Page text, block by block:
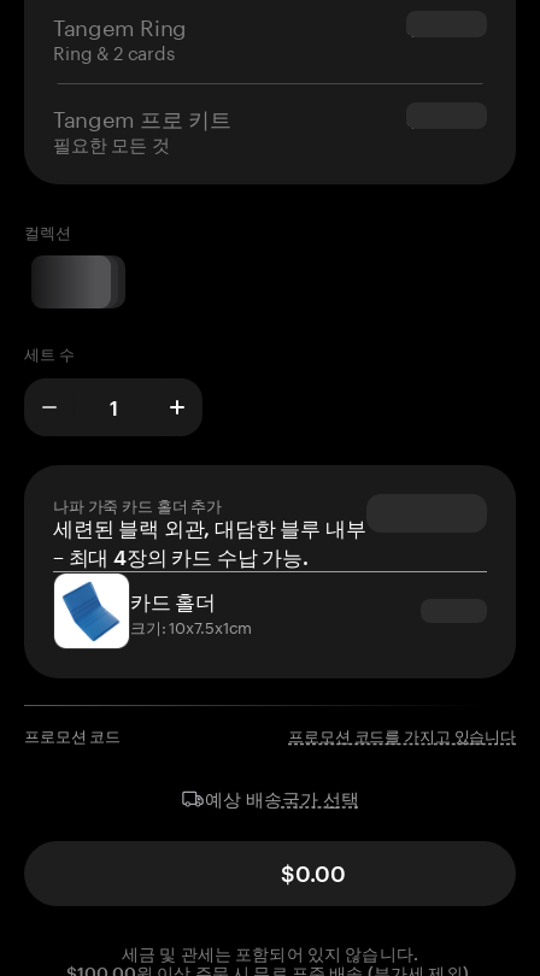
Tangem Ring
Ring & 2 cards
$160.00
Tangem 프로 키트
필요한 모든 것
$180.00
컬렉션
세트 수
나파 가죽 카드 홀더 추가
세련된 블랙 외관, 대담한 블루 내부
– 최대 4장의 카드 수납 가능.
카드 홀더
크기: 10x7.5x1cm
프로모션 코드 프로모션 코드를 가지고 있습니다
예상 배송국가 선택
$0.00
세금 및 관세는 포함되어 있지 않습니다.